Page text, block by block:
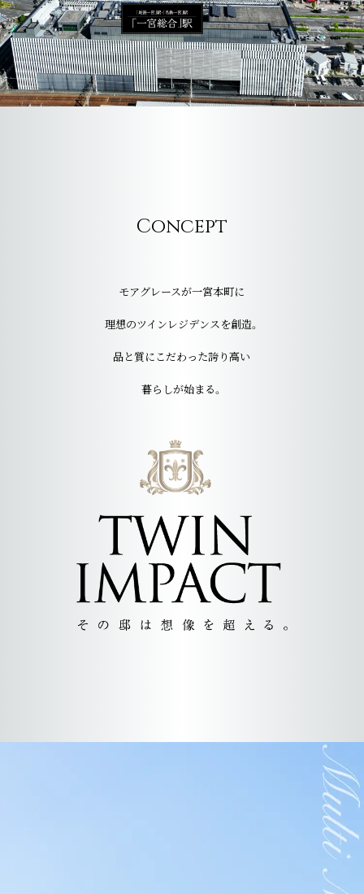
Concept
モアグレースが一宮本町に
理想のツインレジデンスを創造。
品と質にこだわった誇り高い
暮らしが始まる。